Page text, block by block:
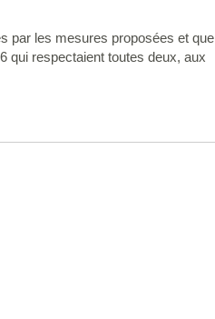
par les mesures proposées et que
qui respectaient toutes deux, aux